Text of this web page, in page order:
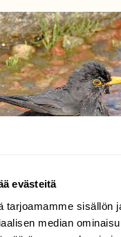
evästeitä
tarjoamamme sisällön
median